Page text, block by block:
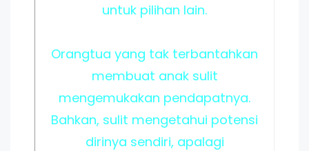
untuk pilihan lain.
Orangtua yang tak terbantahkan
membuat anak sulit
mengemukakan pendapatnya.
Bahkan, sulit mengetahui potensi
dirinya sendiri, apalagi